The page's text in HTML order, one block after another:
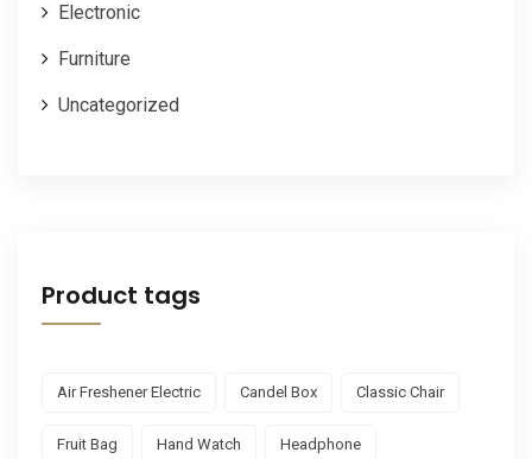
Electronic
Furniture
Uncategorized
Product tags
Air Freshener Electric Candel Box Classic Chair
Fruit Bag Hand Watch Headphone